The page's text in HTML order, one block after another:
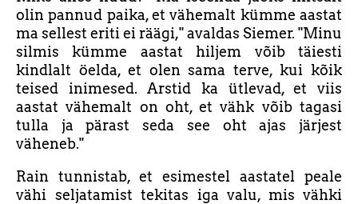
olin pannud paika, et vähemalt kümme aastat
ma sellest eriti ei räägi," avaldas Siemer. "Minu
silmis kümme aastat hiljem võib täiesti
kindlalt öelda, et olen sama terve, kui kõik
teised inimesed. Arstid ka ütlevad, et viis
aastat vähemalt on oht, et vähk võib tagasi
tulla ja pärast seda see oht ajas järjest
väheneb."
Rain tunnistab, et esimestel aastatel peale
vähi seljatamist tekitas iga valu, mis vähki